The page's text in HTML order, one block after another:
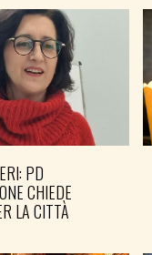
PD
CHIEDE
LA CITTÀ